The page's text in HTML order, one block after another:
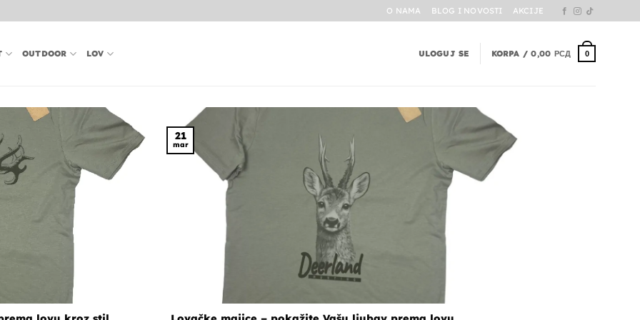
O NAMA BLOG I NOVOSTI AKCIJE
OUTDOOR LOV ULOGUJ SE KORPA /0,00 РСД 0
21
mar